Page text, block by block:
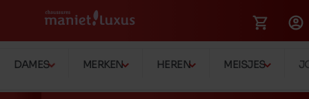
DAMES MERKEN HEREN MEISJES